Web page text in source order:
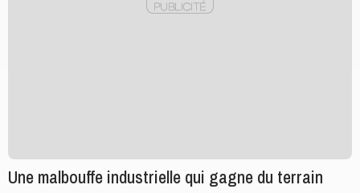
Une malbouffe industrielle qui gagne du terrain